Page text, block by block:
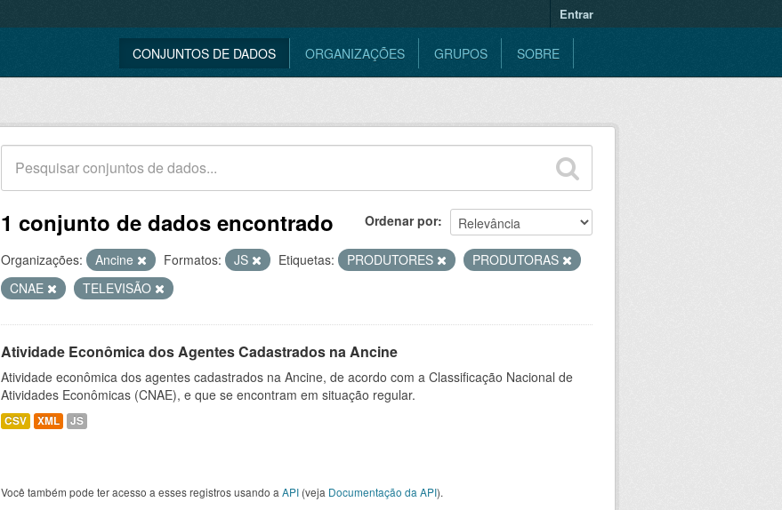
Entrar
CONJUNTOS DE DADOS ORGANIZAÇÕES GRUPOS SOBRE
Ordenar por
1 conjunto de dados encontrado
Organizações: Ancine Formatos: JS Etiquetas: PRODUTORES
PRODUTORAS
CNAE
TELEVISÃO
Atividade Econômica dos Agentes Cadastrados na Ancine
Atividade econômica dos agentes cadastrados na Ancine, de acordo com a Classificação Nacional de
Atividades Econômicas (CNAE), e que se encontram em situação regular.
CSV XML JS
Você também pode ter acesso a esses registros usando a API (veja Documentação da API).